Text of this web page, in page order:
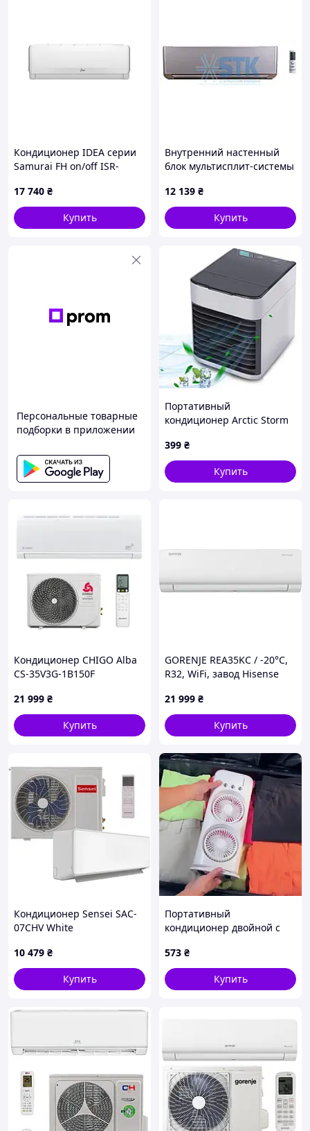
Кондиционер IDEA серии
Samurai FH on/off ISR-
17 740 ₴
Купить
Внутренний настенный
блок мультисплит-системы
Multi Light SUPREME CHML-
S24FTXAM2S-SC(I), R32,
серебристый
12 139 ₴
Купить
Персональные товарные
подборки в приложении
Портативный
кондиционер Arctic Storm
охладитель воздуха /
Компактный мини
кондиционер
399 ₴
Купить
Кондиционер CHIGO Alba
CS-35V3G-1B150F
21 999 ₴
Купить
GORENJE REA35KC / -20°С,
R32, WiFi, завод Hisense
21 999 ₴
Купить
Кондиционер Sensei SAC-
07CHV White
10 479 ₴
Купить
Портативный
кондиционер двойной с
Fan ICE Белый top shop ua_
573 ₴
Купить